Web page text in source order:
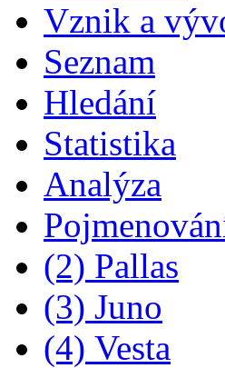
Vznik a
Seznam
Hledání
Statistika
Analýza
(2) Pallas
(3) Juno
(4) Vesta